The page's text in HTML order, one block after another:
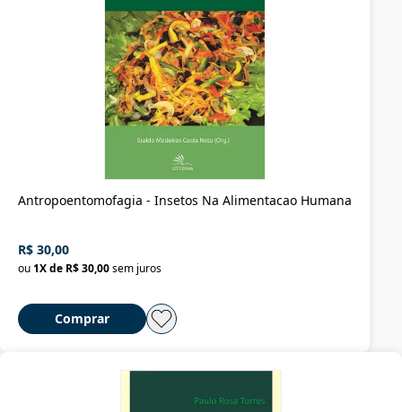
Antropoentomofagia - Insetos Na Alimentacao Humana
R$ 30,00
ou1X de R$ 30,00sem juros
Comprar